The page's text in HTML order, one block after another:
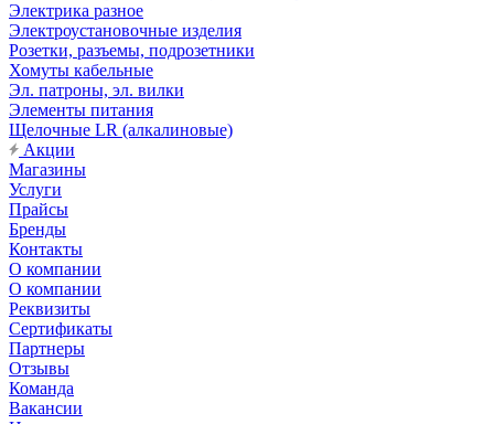
Электрика разное
Электроустановочные изделия
Розетки, разъемы, подрозетники
Хомуты кабельные
Эл. патроны, эл. вилки
Элементы питания
Щелочные LR (алкалиновые)
Акции
Магазины
Услуги
Прайсы
Бренды
Контакты
О компании
О компании
Реквизиты
Сертификаты
Партнеры
Отзывы
Команда
Вакансии